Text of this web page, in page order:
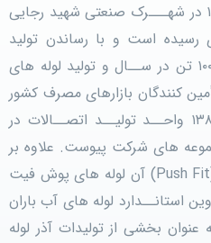
شـرکـت آذرلـــوله در سال ۱۳۸۰ در شهـــرک صنعتی شهید رجایی
رسیده است و با رساندن تولید
سالانه خویش از ۸۰۰۰ تن به ۱۰۰۰۰ تن در ســال و تولید لوله های
کنندگان بازارهای مصرف کشور
تبدیل گشته است.در ســال ۱۳۸۷ واحــد تولیــد اتصــالات در
های شرکت پیوست. علاوه بر
آن لوله های پوش فیت (Push
استانــدارد لوله های آب باران
عنوان بخشی از تولیدات آذر لوله